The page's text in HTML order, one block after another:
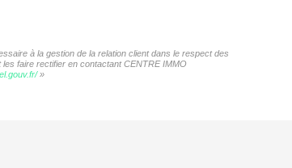
à la gestion de la relation client dans le respect des
faire rectifier en contactant CENTRE IMMO
»